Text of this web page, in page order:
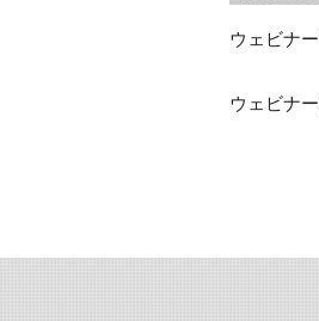
ウェビナ
ウェビナ